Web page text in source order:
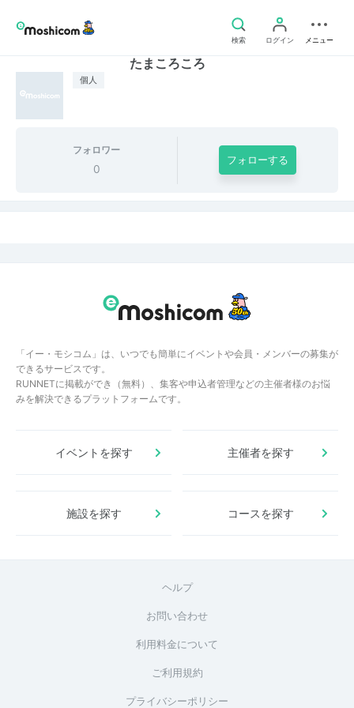
検索 ログイン メニュー
個人
たまころころ
フォロワー
0
フォローする
「イー・モシコム」は、いつでも簡単にイベントや会員・メンバーの募集が
できるサービスです。
RUNNETに掲載ができ（無料）、集客や申込者管理などの主催者様のお悩
みを解決できるプラットフォームです。
イベントを探す 主催者を探す
施設を探す コースを探す
ヘルプ
お問い合わせ
利用料金について
ご利用規約
プライバシーポリシー